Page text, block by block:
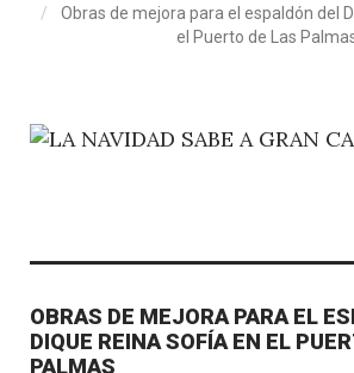
Obras de mejora para el espaldón del
el Puerto de Las
OBRAS DE MEJORA PARA EL
DIQUE REINA SOFÍA EN EL
PALMAS